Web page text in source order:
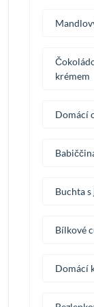
krémem
Domácí
Buchta
Bílkové
Domácí